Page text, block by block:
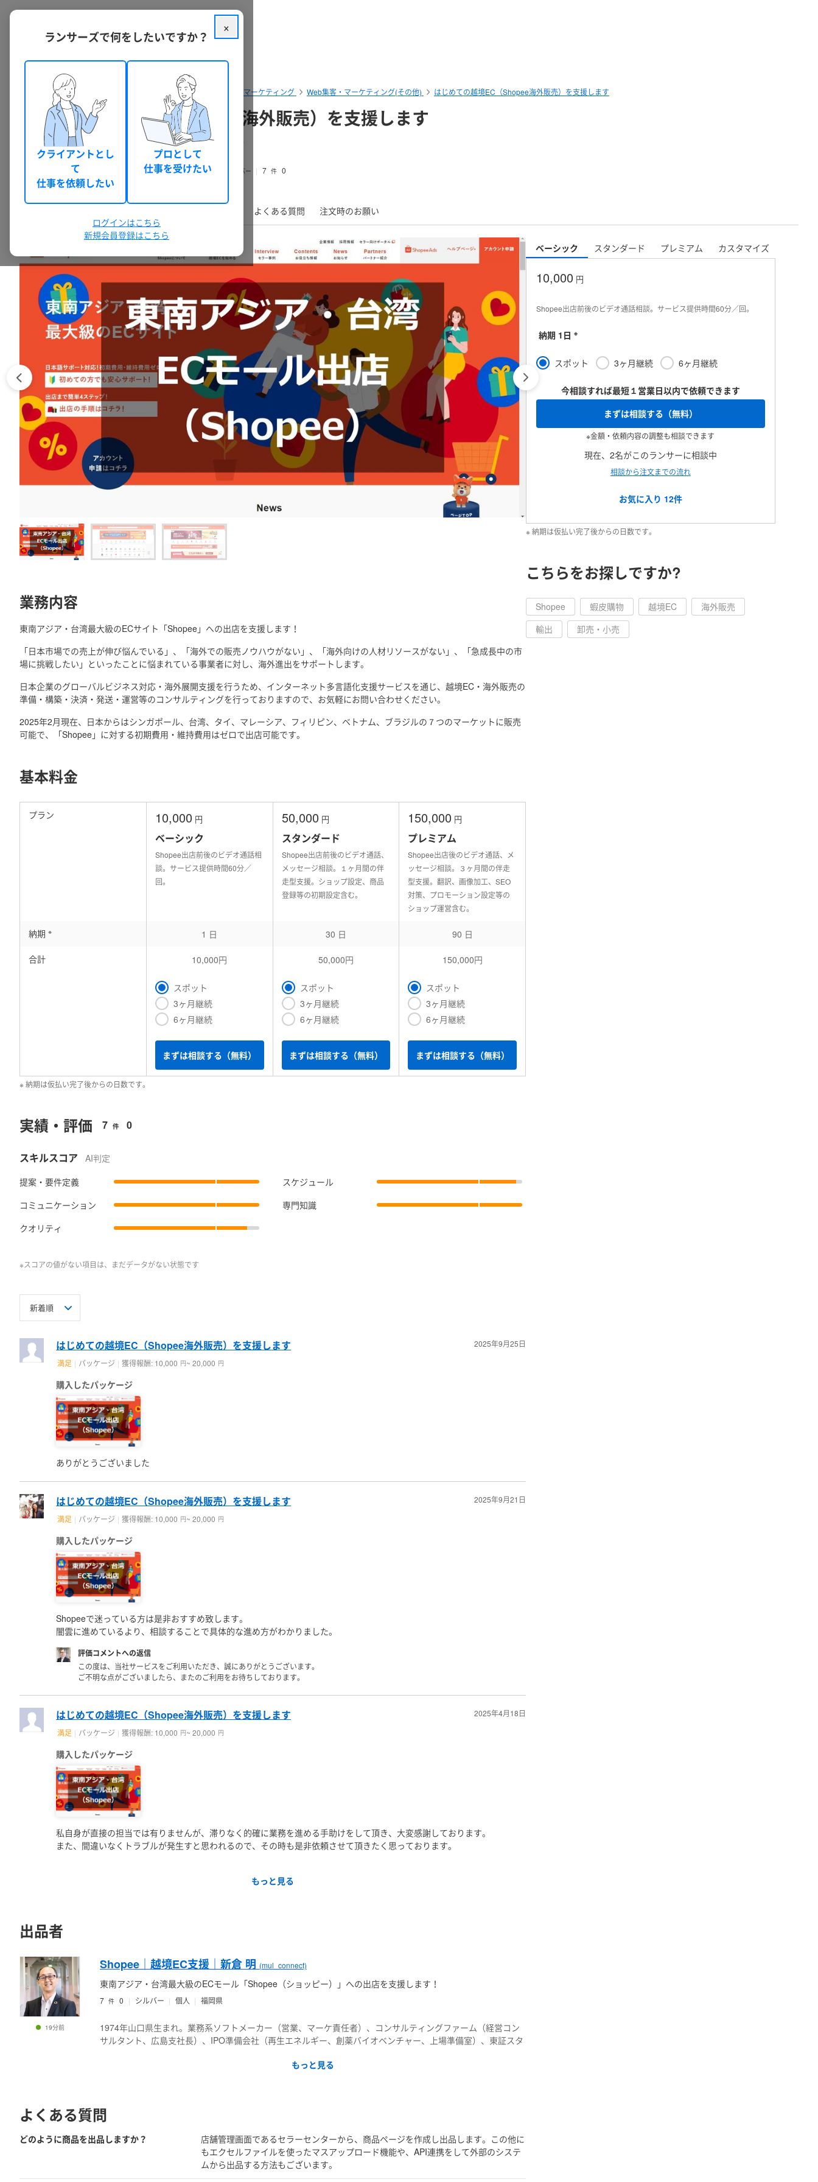
クラウドソーシング ランサーズ パッケージを探す Web集客・マーケティング Web集客・マーケティング(その他) はじめての越境EC（Shopee海外販売）を支援します
はじめての越境EC（Shopee海外販売）を支援します
不安を解消し、世界市場に挑戦しましょう（出店前後相談）
Shopee｜越境EC支援｜新倉 明(mul_connect) シルバー 7 件 0
よくある質問 注文時のお願い
業務内容
東南アジア・台湾最大級のECサイト「Shopee」への出店を支援します！
「日本市場での売上が伸び悩んでいる」、「海外での販売ノウハウがない」、「海外向けの人材リソースがない」、「急成長中の市
場に挑戦したい」といったことに悩まれている事業者に対し、海外進出をサポートします。
日本企業のグローバルビジネス対応・海外展開支援を行うため、インターネット多言語化支援サービスを通じ、越境EC・海外販売の
準備・構築・決済・発送・運営等のコンサルティングを行っておりますので、お気軽にお問い合わせください。
2025年2月現在、日本からはシンガポール、台湾、タイ、マレーシア、フィリピン、ベトナム、ブラジルの７つのマーケットに販売
可能で、「Shopee」に対する初期費用・維持費用はゼロで出店可能です。
基本料金
プラン 10,000 円
ベーシック
Shopee出店前後のビデオ通話相
談。サービス提供時間60分／
回。
50,000 円
スタンダード
Shopee出店前後のビデオ通話、
メッセージ相談。１ヶ月間の伴
走型支援。ショップ設定、商品
登録等の初期設定含む。
150,000 円
プレミアム
Shopee出店後のビデオ通話、メ
ッセージ相談。３ヶ月間の伴走
型支援。翻訳、画像加工、SEO
対策、プロモーション設定等の
ショップ運営含む。
納期 ※ 1 日 30 日 90 日
合計 10,000円
スポット
3ヶ月継続
6ヶ月継続
まずは相談する（無料）
50,000円
スポット
3ヶ月継続
6ヶ月継続
まずは相談する（無料）
150,000円
スポット
3ヶ月継続
6ヶ月継続
まずは相談する（無料）
※ 納期は仮払い完了後からの日数です。
実績・評価 7 件 0
スキルスコア
AI判定
提案・要件定義
コミュニケーション
クオリティ
スケジュール
専門知識
※スコアの値がない項目は、まだデータがない状態です
はじめての越境EC（Shopee海外販売）を支援します
2025年9月25日
満足
パッケージ 獲得報酬: 10,000 円~ 20,000 円
購入したパッケージ
ありがとうございました
はじめての越境EC（Shopee海外販売）を支援します
2025年9月21日
満足
パッケージ 獲得報酬: 10,000 円~ 20,000 円
購入したパッケージ
Shopeeで迷っている方は是非おすすめ致します。
闇雲に進めているより、相談することで具体的な進め方がわかりました。
評価コメントへの返信
この度は、当社サービスをご利用いただき、誠にありがとうございます。
ご不明な点がございましたら、またのご利用をお待ちしております。
はじめての越境EC（Shopee海外販売）を支援します
2025年4月18日
満足
パッケージ 獲得報酬: 10,000 円~ 20,000 円
購入したパッケージ
私自身が直接の担当では有りませんが、滞りなく的確に業務を進める手助けをして頂き、大変感謝しております。
また、間違いなくトラブルが発生すと思われるので、その時も是非依頼させて頂きたく思っております。
もっと見る
出品者
19分前
Shopee｜越境EC支援｜新倉 明 (mul_connect)
東南アジア・台湾最大級のECモール「Shopee（ショッピー）」への出店を支援します！
7 件 0 シルバー 個人 福岡県
1974年山口県生まれ。業務系ソフトメーカー（営業、マーケ責任者）、コンサルティングファーム（経営コン
サルタント、広島支社長）、IPO準備会社（再生エネルギー、創薬バイオベンチャー、上場準備室）、東証スタ
す。
日本企業のグローバルビジネス対応・海外展開支援を行うため、インターネット多言語化支援サービスを通じ、
越境EC・海外販売の準備・構築・決済・発送・運営等のコンサルティングを行っておりますので、気軽にお問
もっと見る
よくある質問
どのように商品を出品しますか？
店舗管理画面であるセラーセンターから、商品ページを作成し出品します。この他に
もエクセルファイルを使ったマスアップロード機能や、API連携をして外部のシステ
ムから出品する方法もございます。
ベーシック スタンダード プレミアム カスタマイズ
10,000 円
Shopee出店前後のビデオ通話相談。サービス提供時間60分／回。
納期 1日 ※
スポット 3ヶ月継続 6ヶ月継続
今相談すれば最短１営業日以内で依頼できます
まずは相談する（無料）
※金額・依頼内容の調整も相談できます
現在、2名がこのランサーに相談中
相談から注文までの流れ
お気に入り 12件
※ 納期は仮払い完了後からの日数です。
こちらをお探しですか?
Shopee 蝦皮購物 越境EC
海外販売
輸出
卸売・小売
×
ランサーズで何をしたいですか？
クライアントとし
て
仕事を依頼したい
プロとして
仕事を受けたい
ログインはこちら
新規会員登録はこちら